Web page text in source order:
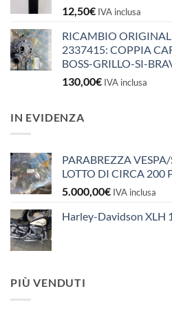
12,50€ IVA inclusa
RICAMBIO
2337415: COPPIA
BOSS-GRILLO-SI-
130,00€ IVA inclusa
IN EVIDENZA
PARABREZZA
LOTTO DI CIRCA 200
5.000,00€ IVA inclusa
Harley-Davidson XLH
PIÙ VENDUTI